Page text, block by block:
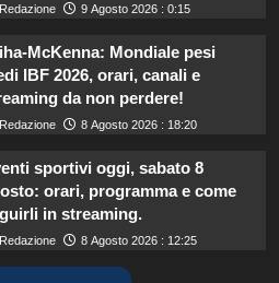
Redazione 9 Agosto 2026 : 0:15
McKenna: Mondiale pesi
IBF 2026, orari, canali e
da non perdere!
Redazione 8 Agosto 2026 : 18:20
sportivi oggi, sabato 8
orari, programma e come
in streaming.
Redazione 8 Agosto 2026 : 12:25